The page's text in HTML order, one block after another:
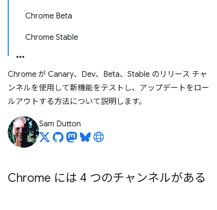
Chrome Beta
Chrome Stable
Chrome が Canary、Dev、Beta、Stable のリリース チャ
ンネルを使用して新機能をテストし、アップデートをロー
ルアウトする方法について説明します。
Sam Dutton
Chrome には 4 つのチャンネルがある